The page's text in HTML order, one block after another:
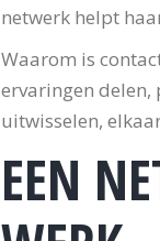
netwerk helpt
Waarom is
ervaringen delen,
uitwisselen,
EEN